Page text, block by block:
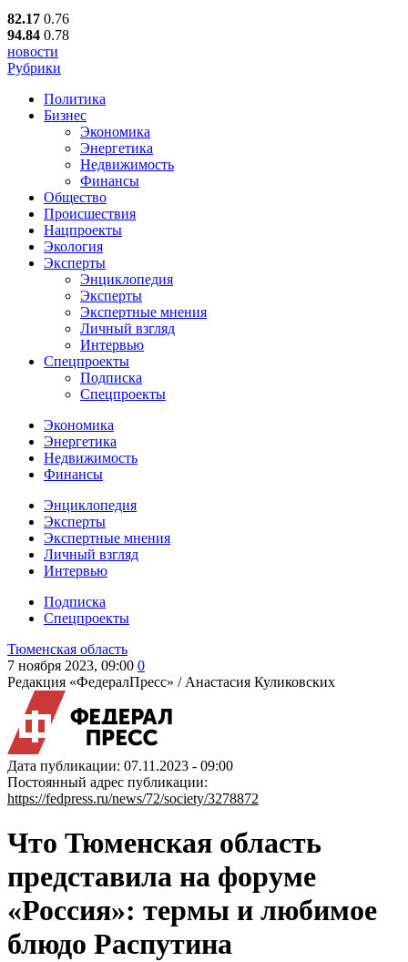
82.17 0.76
94.84 0.78
новости
Рубрики
Политика
Бизнес
Экономика
Энергетика
Недвижимость
Финансы
Общество
Происшествия
Нацпроекты
Экология
Эксперты
Энциклопедия
Эксперты
Экспертные мнения
Личный взгляд
Интервью
Спецпроекты
Подписка
Спецпроекты
Экономика
Энергетика
Недвижимость
Финансы
Энциклопедия
Эксперты
Экспертные мнения
Личный взгляд
Интервью
Подписка
Спецпроекты
Тюменская область
7 ноября 2023, 09:00 0
Редакция «ФедералПресс» / Анастасия Куликовских
Дата публикации: 07.11.2023 - 09:00
Постоянный адрес публикации:
https://fedpress.ru/news/72/society/3278872
Что Тюменская область
представила на форуме
«Россия»: термы и любимое
блюдо Распутина